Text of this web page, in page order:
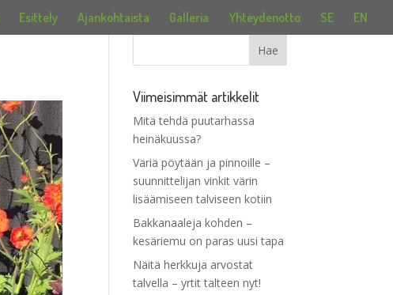
Esittely Ajankohtaista Galleria Yhteydenotto SE EN
Viimeisimmät artikkelit
Mitä tehdä puutarhassa
heinäkuussa?
Väriä pöytään ja pinnoille –
suunnittelijan vinkit värin
lisäämiseen talviseen kotiin
Bakkanaaleja kohden –
kesäriemu on paras uusi tapa
Näitä herkkuja arvostat
talvella – yrtit talteen nyt!